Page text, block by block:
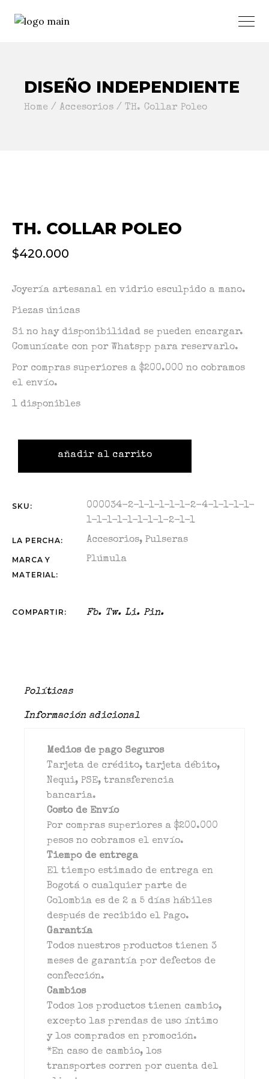
DISEÑO INDEPENDIENTE
Home Accesorios TH. Collar Poleo
TH. COLLAR POLEO
$420.000
Joyería artesanal en vidrio esculpido a mano.
Piezas únicas
Si no hay disponibilidad se pueden encargar.
Comunícate con por Whatspp para reservarlo.
Por compras superiores a $200.000 no cobramos
el envío.
1 disponibles
añadir al carrito
SKU:
000034-2-1-1-1-1-1-2-4-1-1-1-1-
1-1-1-1-1-1-1-1-2-1-1
LA PERCHA: Accesorios,Pulseras
MARCA Y
MATERIAL:
Plúmula
COMPARTIR: Fb. Tw. Li. Pin.
Políticas
Información adicional
Medios de pago Seguros
Tarjeta de crédito, tarjeta débito,
Nequi, PSE, transferencia
bancaria.
Costo de Envío
Por compras superiores a $200.000
pesos no cobramos el envío.
Tiempo de entrega
El tiempo estimado de entrega en
Bogotá o cualquier parte de
Colombia es de 2 a 5 días hábiles
después de recibido el Pago.
Garantía
Todos nuestros productos tienen 3
meses de garantía por defectos de
confección.
Cambios
Todos los productos tienen cambio,
excepto las prendas de uso íntimo
y los comprados en promoción.
*En caso de cambio, los
transportes corren por cuenta del